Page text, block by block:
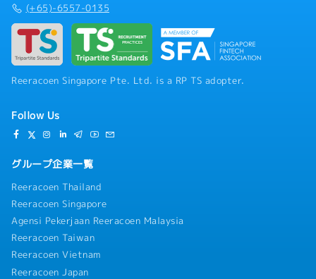
(+65)-6557-0135
Reeracoen Singapore Pte. Ltd. is a RP TS adopter.
Follow Us
グループ企業一覧
Reeracoen Thailand
Reeracoen Singapore
Agensi Pekerjaan Reeracoen Malaysia
Reeracoen Taiwan
Reeracoen Vietnam
Reeracoen Japan